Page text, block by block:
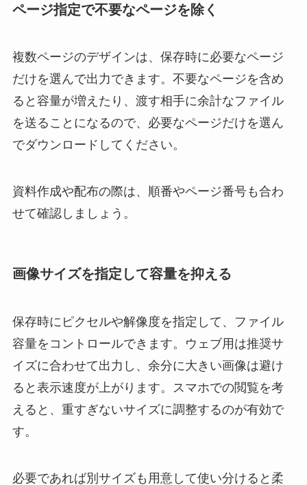
ページ指定で不要なページを除く
複数ページのデザインは、保存時に必要なページ
だけを選んで出力できます。不要なページを含め
ると容量が増えたり、渡す相手に余計なファイル
を送ることになるので、必要なページだけを選ん
でダウンロードしてください。
資料作成や配布の際は、順番やページ番号も合わ
せて確認しましょう。
画像サイズを指定して容量を抑える
保存時にピクセルや解像度を指定して、ファイル
容量をコントロールできます。ウェブ用は推奨サ
イズに合わせて出力し、余分に大きい画像は避け
ると表示速度が上がります。スマホでの閲覧を考
えると、重すぎないサイズに調整するのが有効で
す。
必要であれば別サイズも用意して使い分けると柔